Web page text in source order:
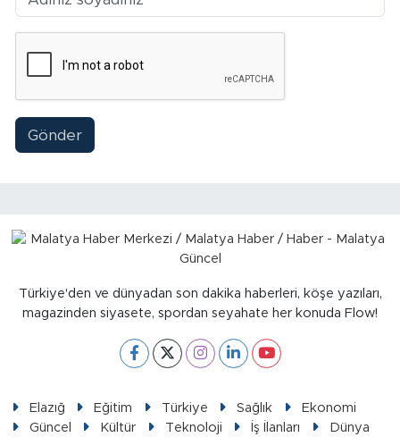
Gönder
Türkiye'den ve dünyadan son dakika haberleri, köşe yazıları,
magazinden siyasete, spordan seyahate her konuda Flow!
Elazığ Eğitim Türkiye Sağlık
Ekonomi
Güncel
Kültür Teknoloji İş İlanları Dünya